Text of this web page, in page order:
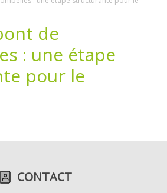
de
: une étape
pour le
CONTACT